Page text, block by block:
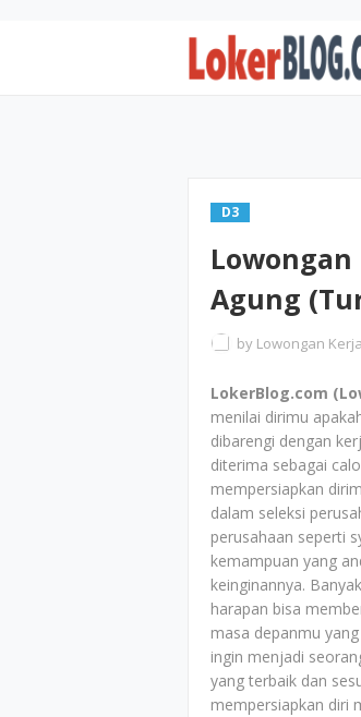
D3
Agung
by Lowongan Kerja
LokerBlog.com
menilai dirimu
dibarengi dengan
diterima sebagai
mempersiapkan
dalam seleksi
perusahaan seperti
kemampuan yang
keinginannya.
harapan bisa
masa depanmu
ingin menjadi
yang terbaik dan
mempersiapkan diri